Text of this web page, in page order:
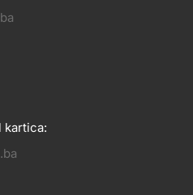
kartica: